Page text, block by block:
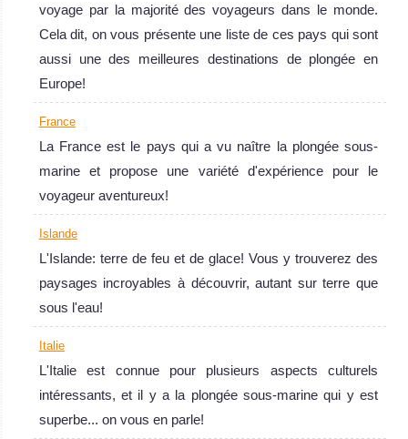
voyage par la majorité des voyageurs dans le monde.
Cela dit, on vous présente une liste de ces pays qui sont
aussi une des meilleures destinations de plongée en
Europe!
France
La France est le pays qui a vu naître la plongée sous-
marine et propose une variété d'expérience pour le
voyageur aventureux!
Islande
L'Islande: terre de feu et de glace! Vous y trouverez des
paysages incroyables à découvrir, autant sur terre que
sous l'eau!
Italie
L'Italie est connue pour plusieurs aspects culturels
intéressants, et il y a la plongée sous-marine qui y est
superbe... on vous en parle!